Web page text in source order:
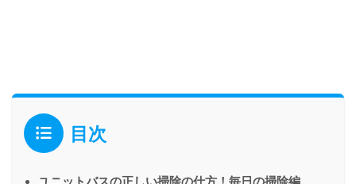
目次